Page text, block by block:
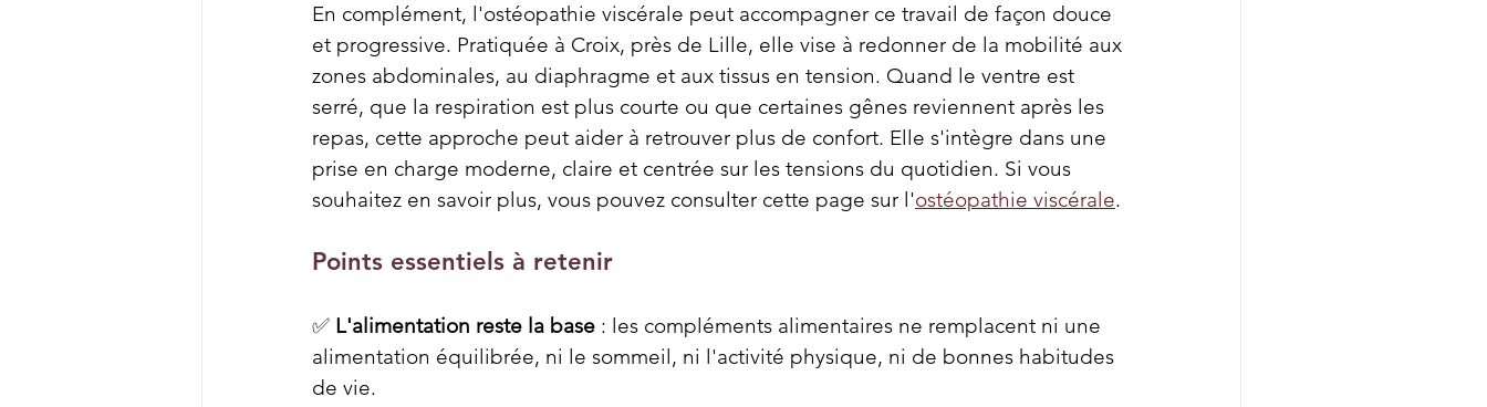
En complément, l'ostéopathie viscérale peut accompagner ce travail de façon douce
et progressive. Pratiquée à Croix, près de Lille, elle vise à redonner de la mobilité aux
zones abdominales, au diaphragme et aux tissus en tension. Quand le ventre est
serré, que la respiration est plus courte ou que certaines gênes reviennent après les
repas, cette approche peut aider à retrouver plus de confort. Elle s'intègre dans une
prise en charge moderne, claire et centrée sur les tensions du quotidien. Si vous
souhaitez en savoir plus, vous pouvez consulter cette page sur l'ostéopathie viscérale.
Points essentiels à retenir
✅ L'alimentation reste la base : les compléments alimentaires ne remplacent ni une
alimentation équilibrée, ni le sommeil, ni l'activité physique, ni de bonnes habitudes
de vie.